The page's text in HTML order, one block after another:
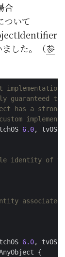
合
ついて
した。（参
to
has a
6.0, tvOS
identity of
associated
6.0, tvOS